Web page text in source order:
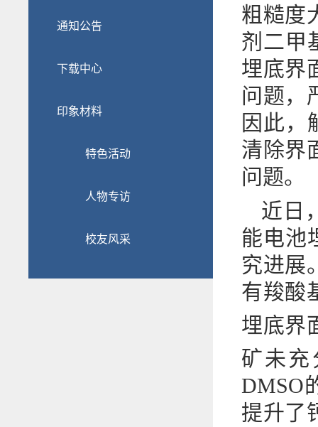
通知公告
下载中心
印象材料
特色活动
人物专访
校友风采
粗糙度
剂二甲
埋底界
问题，
因此，
清除界
问题。
近日
能电池
究进展
有羧酸
埋底界
矿未
DMSO
提升了